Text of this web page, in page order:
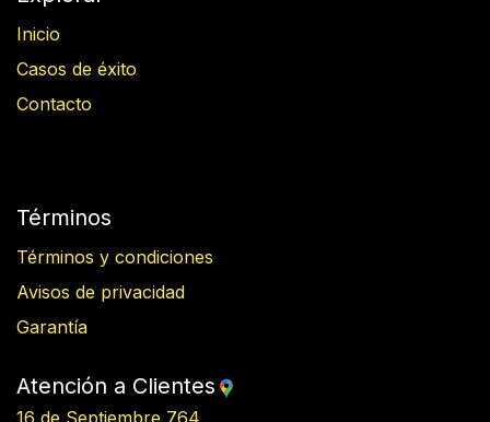
Inicio
Casos de éxito
Contacto
Términos
Términos y condiciones
Avisos de privacidad
Garantía
Atención a Clientes
16 de Septiembre 764